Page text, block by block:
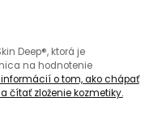
Deep®, ktorá je
na hodnotenie
o tom, ako chápať
čítať zloženie kozmetiky.